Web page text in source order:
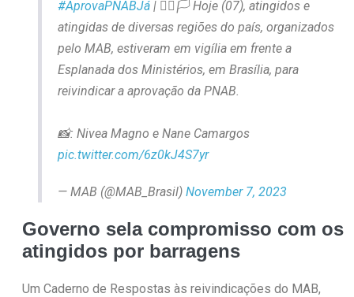
#AprovaPNABJá| ✊🏿🏳️ Hoje (07), atingidos e
atingidas de diversas regiões do país, organizados
pelo MAB, estiveram em vigília em frente a
Esplanada dos Ministérios, em Brasília, para
reivindicar a aprovação da PNAB.
📸: Nivea Magno e Nane Camargos
pic.twitter.com/6z0kJ4S7yr
— MAB (@MAB_Brasil) November 7, 2023
Governo sela compromisso com os
atingidos por barragens
Um Caderno de Respostas às reivindicações do MAB,